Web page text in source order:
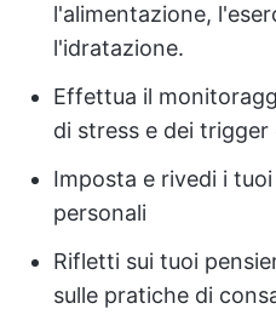
l'alimentazione,
l'idratazione.
Effettua il
di stress e dei trigger
Imposta e rivedi i
personali
Rifletti sui tuoi
sulle pratiche di